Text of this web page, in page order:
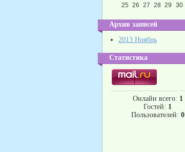
25 26 27 28 29 30
Архив записей
2013 Ноябрь
Статистика
Онлайн всего: 1
Гостей: 1
Пользователей: 0